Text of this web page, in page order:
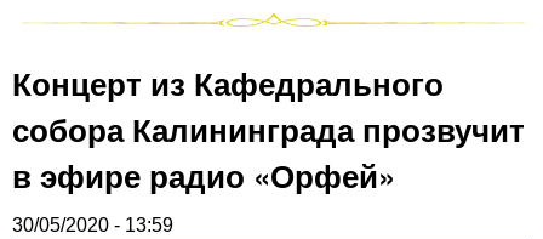
Концерт из Кафедрального
собора Калининграда прозвучит
в эфире радио «Орфей»
30/05/2020 - 13:59